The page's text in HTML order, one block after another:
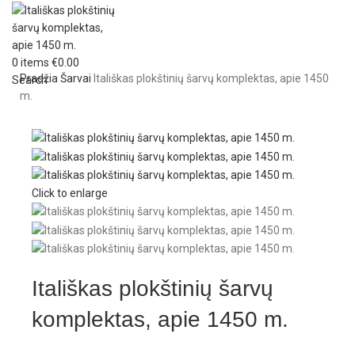
0 items €0.00
Search
Pradžia Šarvai Itališkas plokštinių šarvų komplektas, apie 1450
m.
Click to enlarge
Itališkas plokštinių šarvų
komplektas, apie 1450 m.